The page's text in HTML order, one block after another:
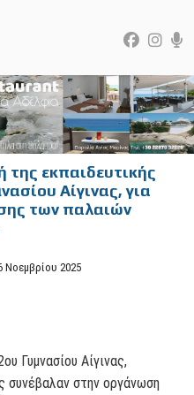
της εκπαιδευτικής
Αίγινας, για
των παλαιών
Νοεμβρίου 2025
Γυμνασίου Αίγινας,
συνέβαλαν στην οργάνωση